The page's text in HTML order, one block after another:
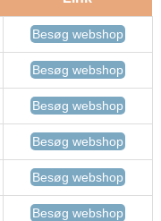
Besøg webshop
Besøg webshop
Besøg webshop
Besøg webshop
Besøg webshop
Besøg webshop